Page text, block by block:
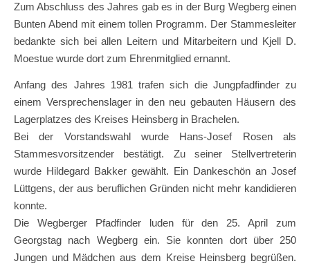
Zum Abschluss des Jahres gab es in der Burg Wegberg einen
Bunten Abend mit einem tollen Programm. Der Stammesleiter
bedankte sich bei allen Leitern und Mitarbeitern und Kjell D.
Moestue wurde dort zum Ehrenmitglied ernannt.
Anfang des Jahres 1981 trafen sich die Jungpfadfinder zu
einem Versprechenslager in den neu gebauten Häusern des
Lagerplatzes des Kreises Heinsberg in Brachelen.
Bei der Vorstandswahl wurde Hans-Josef Rosen als
Stammesvorsitzender bestätigt. Zu seiner Stellvertreterin
wurde Hildegard Bakker gewählt. Ein Dankeschön an Josef
Lüttgens, der aus beruflichen Gründen nicht mehr kandidieren
konnte.
Die Wegberger Pfadfinder luden für den 25. April zum
Georgstag nach Wegberg ein. Sie konnten dort über 250
Jungen und Mädchen aus dem Kreise Heinsberg begrüßen.